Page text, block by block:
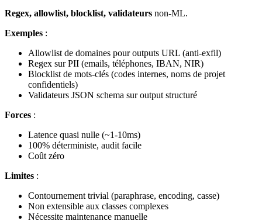
Regex, allowlist, blocklist, validateurs non-ML.
Exemples :
Allowlist de domaines pour outputs URL (anti-exfil)
Regex sur PII (emails, téléphones, IBAN, NIR)
Blocklist de mots-clés (codes internes, noms de projet
confidentiels)
Validateurs JSON schema sur output structuré
Forces :
Latence quasi nulle (~1-10ms)
100% déterministe, audit facile
Coût zéro
Limites :
Contournement trivial (paraphrase, encoding, casse)
Non extensible aux classes complexes
Nécessite maintenance manuelle